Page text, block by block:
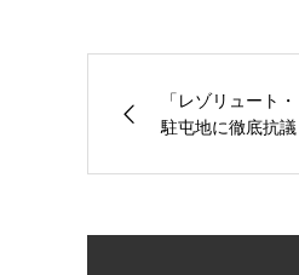
「レゾリュート
駐屯地に徹底抗議